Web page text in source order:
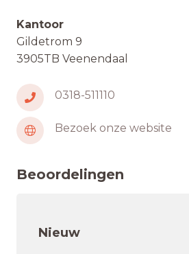
Kantoor
Gildetrom 9
3905TB Veenendaal
0318-511110
Bezoek onze website
Beoordelingen
Nieuw